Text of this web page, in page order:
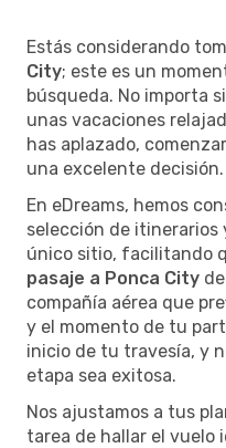
Estás considerando
City; este es un
búsqueda. No importa
unas vacaciones
has aplazado,
una excelente decisión.
En eDreams, hemos
selección de
único sitio, facilitando
pasaje a Ponca City
compañía aérea que
y el momento de tu
inicio de tu travesía, y
etapa sea exitosa.
Nos ajustamos a tus
tarea de hallar el vuelo